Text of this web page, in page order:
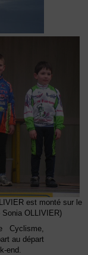
est monté sur le
OLLIVIER)
Cyclisme,
au départ
end.